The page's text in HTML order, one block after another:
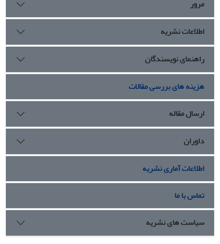
مرور
اطلاعات نشریه
راهنمای نویسندگان
هزینه های بررسی مقالات
ارسال مقاله
داوران
اطلاعات آماری نشریه
تماس با ما
سیاست های نشریه